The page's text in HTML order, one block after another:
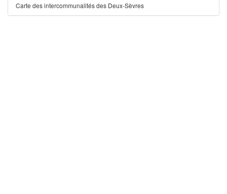
Carte des intercommunalités des Deux-Sèvres